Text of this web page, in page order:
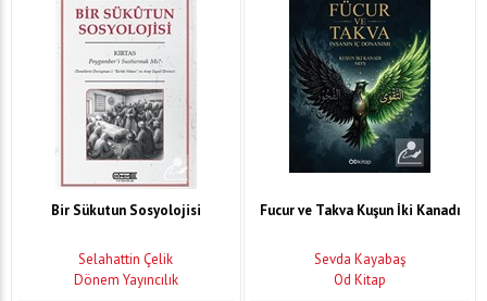
Bir Sükutun Sosyolojisi
Selahattin Çelik
Dönem Yayıncılık
Fucur ve Takva Kuşun İki Kanadı
Sevda Kayabaş
Od Kitap